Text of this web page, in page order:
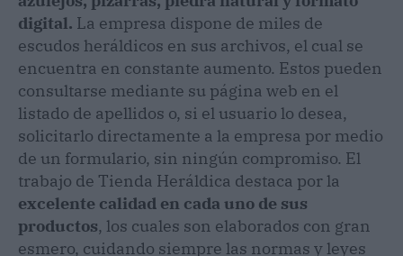
digital. La empresa dispone de miles de
escudos heráldicos en sus archivos, el cual se
encuentra en constante aumento. Estos pueden
consultarse mediante su página web en el
listado de apellidos o, si el usuario lo desea,
solicitarlo directamente a la empresa por medio
de un formulario, sin ningún compromiso. El
trabajo de Tienda Heráldica destaca por la
excelente calidad en cada uno de sus
productos, los cuales son elaborados con gran
esmero, cuidando siempre las normas y leyes